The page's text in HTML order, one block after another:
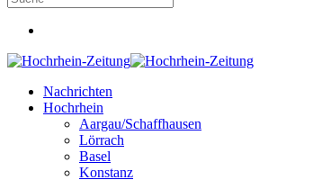
Nachrichten
Hochrhein
Aargau/Schaffhausen
Lörrach
Basel
Konstanz